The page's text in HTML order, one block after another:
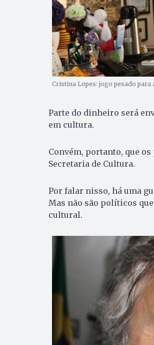
Cristina Lopes: jogo pesado
Parte do dinheiro será
em cultura.
Convém, portanto, que
Secretaria de Cultura.
Por falar nisso, há uma
Mas não são políticos
cultural.